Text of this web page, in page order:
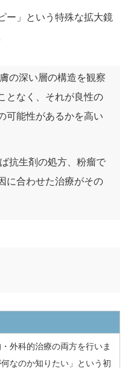
ー」という特殊な拡大鏡
膚の深い層の構造を観察
となく、それが良性の
可能性があるかを高い
抗生剤の処方、粉瘤で
に合わせた治療がその
外科的治療の両方を行いま
なのか知りたい」という初